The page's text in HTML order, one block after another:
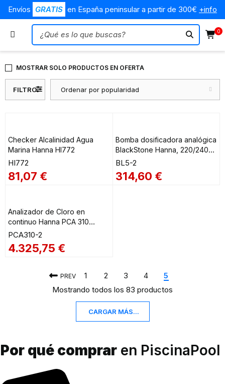
Envíos GRATIS en España peninsular a partir de 300€ +info
0
FILTRO Ordenar por popularidad
MOSTRAR SOLO PRODUCTOS EN OFERTA
Checker Alcalinidad Agua
Marina Hanna HI772
HI772
81,07 €
Bomba dosificadora analógica
BlackStone Hanna, 220/240V
para productos abrasivos
BL5-2
314,60 €
Analizador de Cloro en
continuo Hanna PCA 310
PCA310-2
PCA310-2
4.325,75 €
PREV 1 2 3 4
5
Mostrando todos los 83 productos
CARGAR MÁS...
Por qué comprar en PiscinaPool